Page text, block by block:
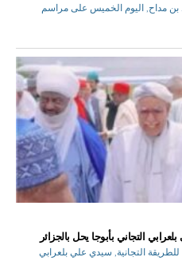
بن مداح, اليوم الخميس على مراسم
التجاني بأبوجا يحل بالجزائر
التجانية, سيدي علي بلعرابي